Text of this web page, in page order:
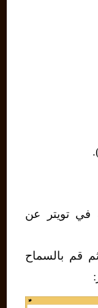
في تويتر عن
قم بالسماح